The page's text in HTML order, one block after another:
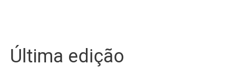
Última edição